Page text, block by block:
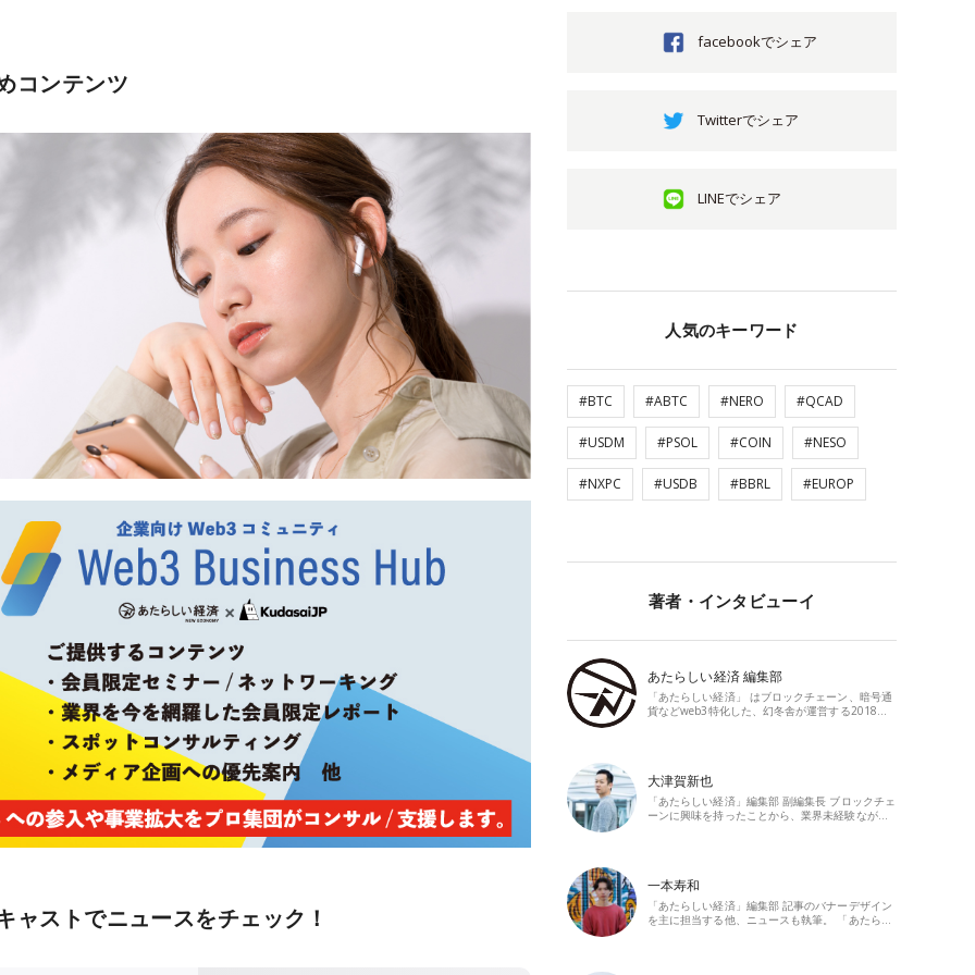
コンテンツ
ャストでニュースをチェック！
facebookでシェア
Twitterでシェア
LINEでシェア
人気のキーワード
#BTC #ABTC #NERO #QCAD
#USDM #PSOL #COIN #NESO
#NXPC #USDB #BBRL #EUROP
著者・インタビューイ
あたらしい経済 編集部
「あたらしい経済」 はブロックチェーン、暗号通
貨などweb3特化した、幻冬舎が運営する2018…
大津賀新也
「あたらしい経済」編集部 副編集長 ブロックチェ
ーンに興味を持ったことから、業界未経験なが…
一本寿和
「あたらしい経済」編集部 記事のバナーデザイン
を主に担当する他、ニュースも執筆。 「あたら…